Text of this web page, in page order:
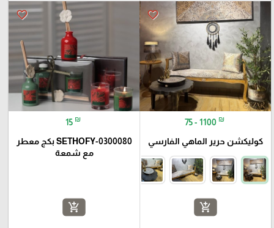
favorite_border
75 - 1100 ₪
كوليكشن حرير الماهي الفارسي
add_shopping_cart
favorite_border
15 ₪
SETHOFY-0300080 بكج معطر
مع شمعة
add_shopping_cart